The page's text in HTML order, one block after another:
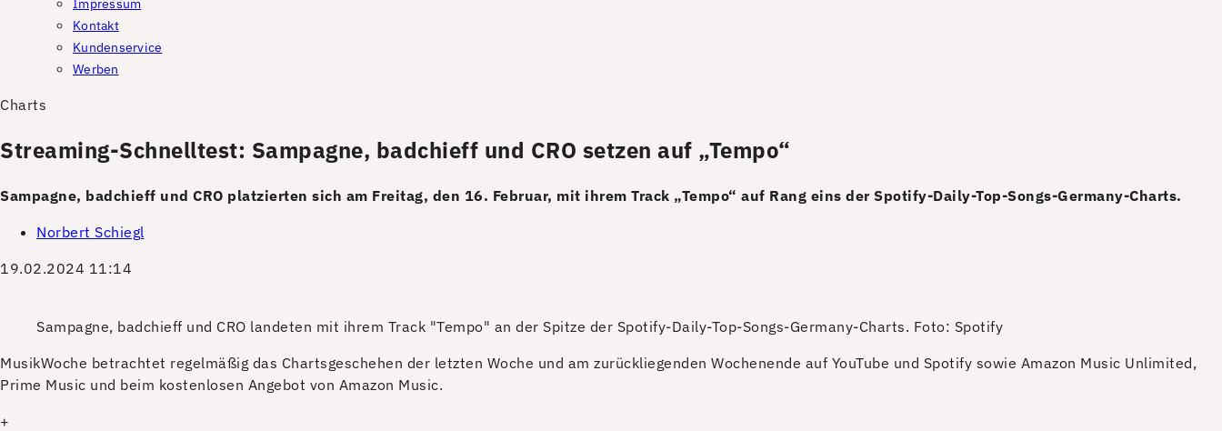
Impressum
Kontakt
Kundenservice
Werben
Charts
Streaming-Schnelltest: Sampagne, badchieff und CRO setzen auf „Tempo“
Sampagne, badchieff und CRO platzierten sich am Freitag, den 16. Februar, mit ihrem Track „Tempo“ auf Rang eins der Spotify-Daily-Top-Songs-Germany-Charts.
Norbert Schiegl
19.02.2024 11:14
Sampagne, badchieff und CRO landeten mit ihrem Track "Tempo" an der Spitze der Spotify-Daily-Top-Songs-Germany-Charts. Foto: Spotify
MusikWoche betrachtet regelmäßig das Chartsgeschehen der letzten Woche und am zurückliegenden Wochenende auf YouTube und Spotify sowie Amazon Music Unlimited,
Prime Music und beim kostenlosen Angebot von Amazon Music.
+